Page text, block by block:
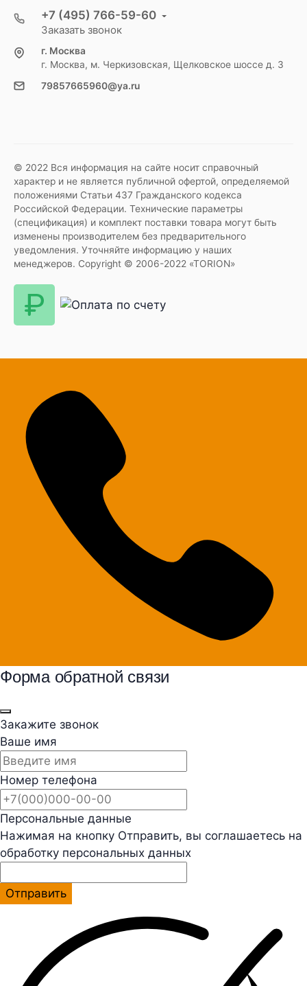
+7 (495) 766-59-60
Заказать звонок
г. Москва
г. Москва, м. Черкизовская, Щелковское шоссе д. 3
79857665960@ya.ru
© 2022 Вся информация на сайте носит справочный
характер и не является публичной офертой, определяемой
положениями Статьи 437 Гражданского кодекса
Российской Федерации. Технические параметры
(спецификация) и комплект поставки товара могут быть
изменены производителем без предварительного
уведомления. Уточняйте информацию у наших
менеджеров. Copyright © 2006-2022 «TORION»
Форма обратной связи
Закажите звонок
Ваше имя
Номер телефона
Персональные данные
Нажимая на кнопку Отправить, вы соглашаетесь на
обработку персональных данных
Отправить